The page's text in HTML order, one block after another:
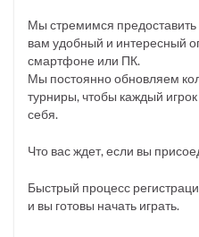
Мы стремимся предоставить
вам удобный и интересный
смартфоне или ПК.
Мы постоянно обновляем
турниры, чтобы каждый
себя.
Что вас ждет, если вы
Быстрый процесс
и вы готовы начать играть.